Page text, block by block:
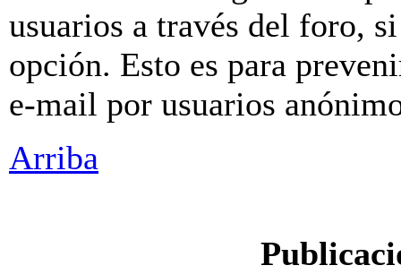
usuarios a través del foro,
opción. Esto es para
e-mail por usuarios
Arriba